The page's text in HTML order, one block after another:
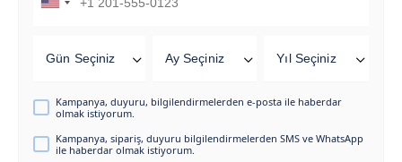
Gün Seçiniz Ay Seçiniz Yıl Seçiniz
Kampanya, duyuru, bilgilendirmelerden e-posta ile haberdar
olmak istiyorum.
Kampanya, sipariş, duyuru bilgilendirmelerden SMS ve WhatsApp
ile haberdar olmak istiyorum.